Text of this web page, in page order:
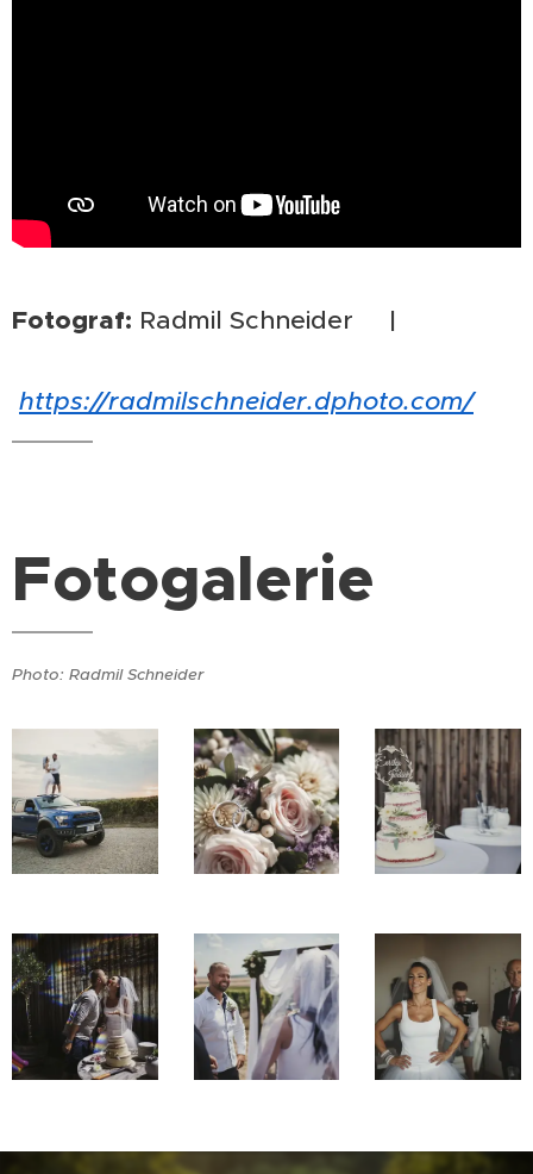
Fotograf: Radmil Schneider |
https://radmilschneider.dphoto.com/
Fotogalerie
Photo: Radmil Schneider